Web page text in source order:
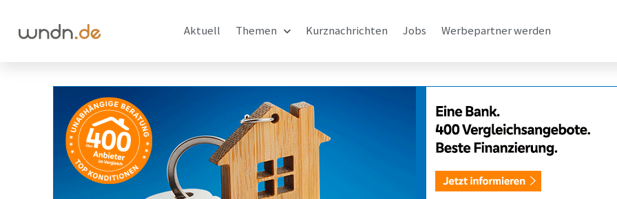
Aktuell Themen Kurznachrichten Jobs Werbepartner werden